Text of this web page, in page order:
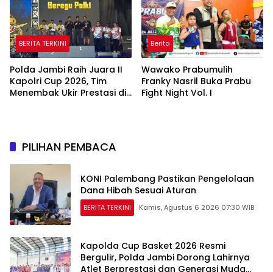
BERITA TERKINI
Polda Jambi Raih Juara II
Kapolri Cup 2026, Tim
Menembak Ukir Prestasi di
Berita
Wawako Prabumulih
Franky Nasril Buka Prabu
Fight Night Vol. I
PILIHAN PEMBACA
KONI Palembang Pastikan Pengelolaan
Dana Hibah Sesuai Aturan
BERITA TERKINI Kamis, Agustus 6 2026 07:30 WIB
Kapolda Cup Basket 2026 Resmi
Bergulir, Polda Jambi Dorong Lahirnya
Atlet Berprestasi dan Generasi Muda